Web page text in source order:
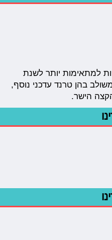
למתאימות יותר לשנת
בהן טרנד עדכני נוסף,
הישר.